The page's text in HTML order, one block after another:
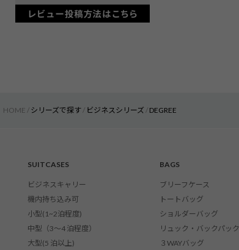
HOME シリーズで探す ビジネスシリーズ DEGREE
SUITCASES
ビジネスキャリー
機内持ち込み可
小型(1~2泊程度)
中型（3〜4 泊程度）
大型(5 泊以上)
BAGS
ブリーフケース
トートバッグ
ショルダーバッグ
リュック・バックパック
３WAYバッグ